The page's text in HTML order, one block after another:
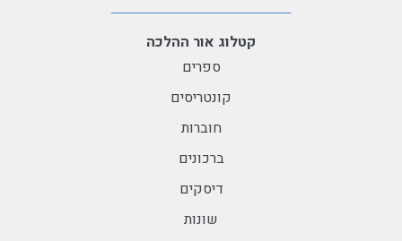
קטלוג אור ההלכה
ספרים
קונטריסים
חוברות
ברכונים
דיסקים
שונות